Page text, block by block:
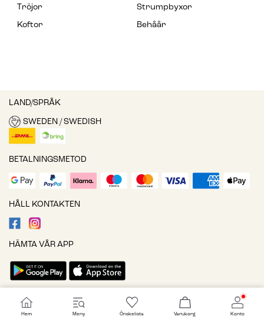
Tröjor
Strumpbyxor
Koftor
Behåår
LAND/SPRÅK
SWEDEN / SWEDISH
BETALNINGSMETOD
HÅLL KONTAKTEN
HÄMTA VÅR APP
Cookieinställningar
Hem Meny Önskelista Varukorg Konto